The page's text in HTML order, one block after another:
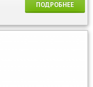
ПОДРОБНЕЕ